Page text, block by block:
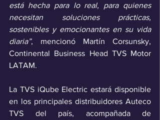
está hecha para lo real, para quienes
necesitan soluciones prácticas,
sostenibles y emocionantes en su vida
diaria”, mencionó Martín Corsunsky,
Continental Business Head TVS Motor
LATAM.
La TVS iQube Electric estará disponible
en los principales distribuidores Auteco
TVS del país, acompañada de